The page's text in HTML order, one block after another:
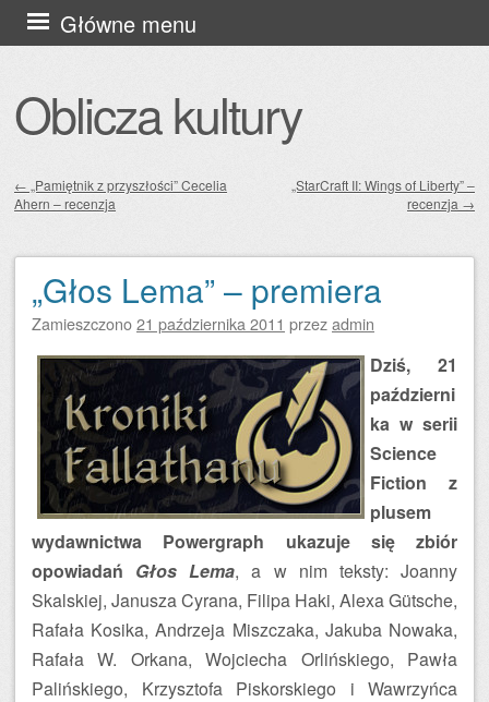
Oblicza kultury
Główne menu
Przejdź
do
Zobacz wpisy
← „Pamiętnik z przyszłości” Cecelia
Ahern – recenzja
„StarCraft II: Wings of Liberty” –
recenzja →
„Głos Lema” – premiera
Zamieszczono21 października 2011 przezadmin
Dziś, 21
październi
ka w serii
Science
Fiction z
plusem
wydawnictwa Powergraph ukazuje się zbiór
opowiadań Głos Lema, a w nim teksty: Joanny
Skalskiej, Janusza Cyrana, Filipa Haki, Alexa Gütsche,
Rafała Kosika, Andrzeja Miszczaka, Jakuba Nowaka,
Rafała W. Orkana, Wojciecha Orlińskiego, Pawła
Palińskiego, Krzysztofa Piskorskiego i Wawrzyńca